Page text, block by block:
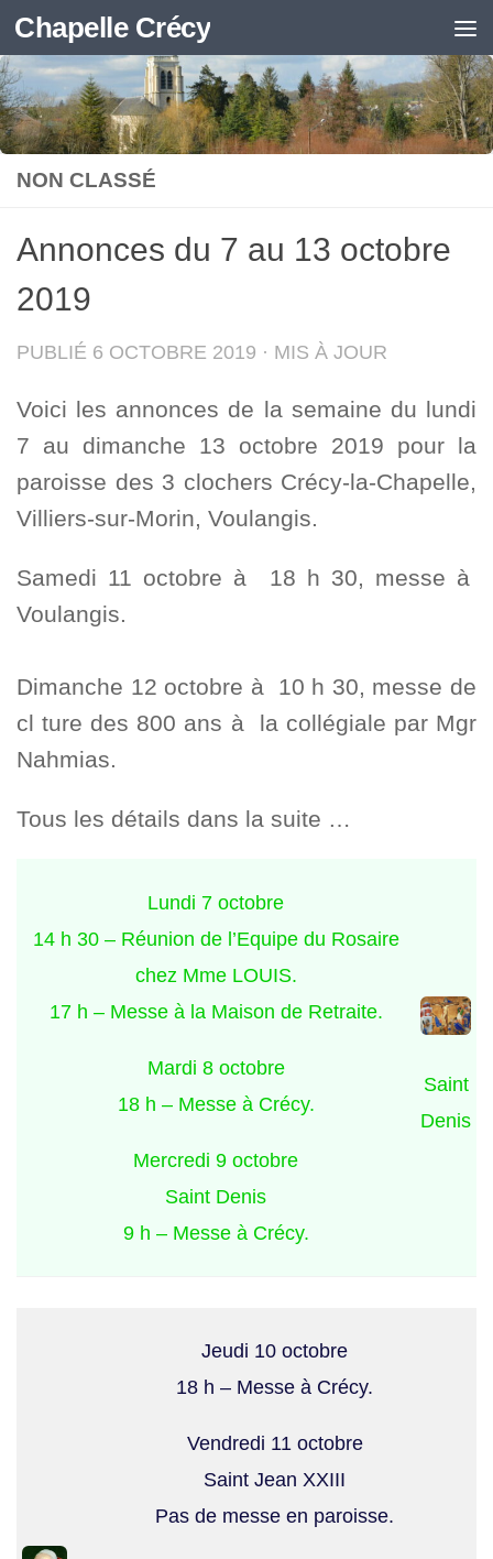
Skip to content
Chapelle Crécy
NON CLASSÉ
Annonces du 7 au 13 octobre
2019
PUBLIÉ 6 OCTOBRE 2019 · MIS À JOUR
Voici les annonces de la semaine du lundi
7 au dimanche 13 octobre 2019 pour la
paroisse des 3 clochers Crécy-la-Chapelle,
Villiers-sur-Morin, Voulangis.
Samedi 11 octobre à 18 h 30, messe à
Voulangis.
Dimanche 12 octobre à 10 h 30, messe de
cl ture des 800 ans à la collégiale par Mgr
Nahmias.
Tous les détails dans la suite …
Lundi 7 octobre
14 h 30 – Réunion de l’Equipe du Rosaire
chez Mme LOUIS.
17 h – Messe à la Maison de Retraite.
Mardi 8 octobre
18 h – Messe à Crécy.
Mercredi 9 octobre
Saint Denis
9 h – Messe à Crécy.
Saint
Denis
Jeudi 10 octobre
18 h – Messe à Crécy.
Vendredi 11 octobre
Saint Jean XXIII
Pas de messe en paroisse.